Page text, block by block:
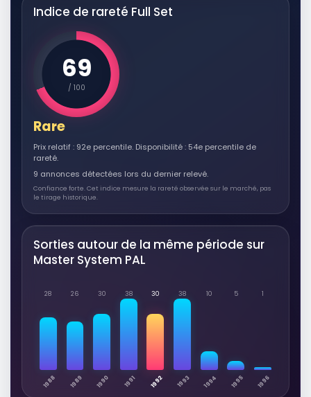
Indice de rareté Full Set
69
/ 100
Rare
Prix relatif : 92e percentile. Disponibilité : 54e percentile de
rareté.
9 annonces détectées lors du dernier relevé.
Confiance forte. Cet indice mesure la rareté observée sur le marché, pas
le tirage historique.
Sorties autour de la même période sur
Master System PAL
28
1988
26
1989
30
1990
38
1991
30
1992
38
1993
10
1994
5
1995
1
1996